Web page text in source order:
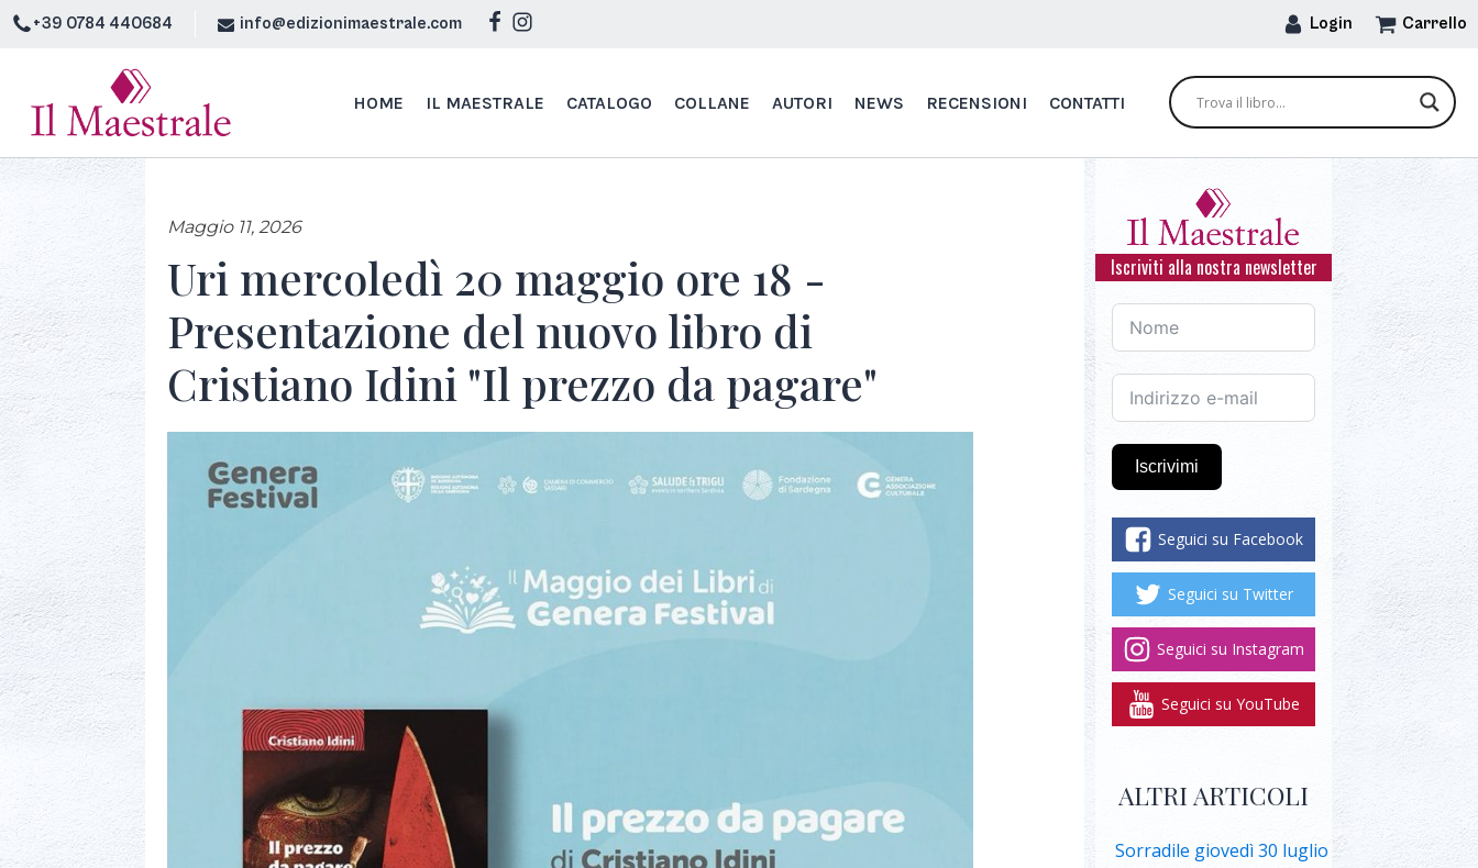
+39 0784 440684 info@edizionimaestrale.com Login Carrello
HOME IL MAESTRALE CATALOGO COLLANE AUTORI NEWS RECENSIONI CONTATTI
Maggio 11, 2026
Uri mercoledì 20 maggio ore 18 -
Presentazione del nuovo libro di
Cristiano Idini "Il prezzo da pagare"
Iscriviti alla nostra newsletter
Iscrivimi
Seguici su Facebook
Seguici su Twitter
Seguici su Instagram
Seguici su YouTube
ALTRI ARTICOLI
Sorradile giovedì 30 luglio